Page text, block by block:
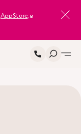
AppStore, в